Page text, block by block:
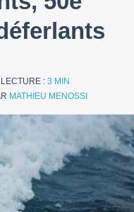
: 3 MIN
MATHIEU MENOSSI